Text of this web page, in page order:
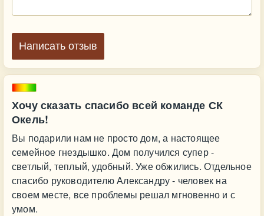
Хочу сказать спасибо всей команде СК
Окель!
Вы подарили нам не просто дом, а настоящее
семейное гнездышко. Дом получился супер -
светлый, теплый, удобный. Уже обжились. Отдельное
спасибо руководителю Александру - человек на
своем месте, все проблемы решал мгновенно и с
умом.
Написать отзыв